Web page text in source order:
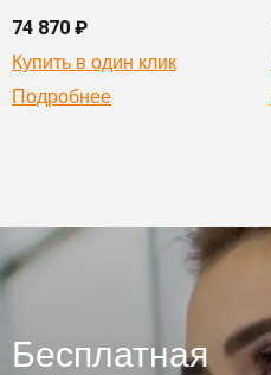
74 870 ₽
Купить в один клик
Подробнее
Бесплатная